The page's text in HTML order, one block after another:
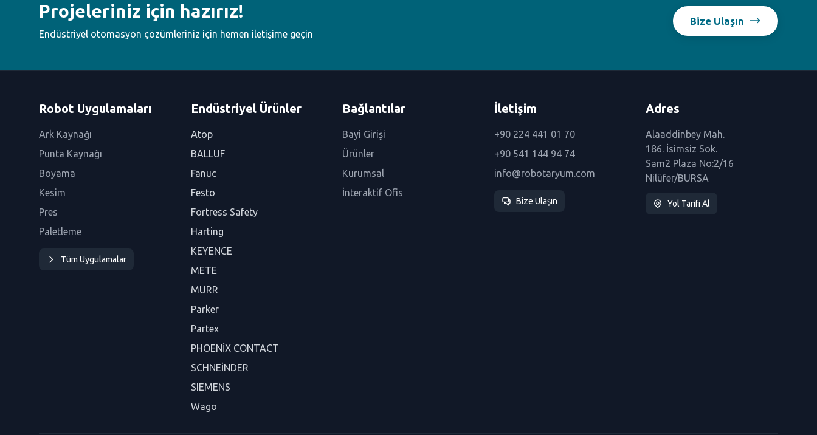
Projeleriniz için hazırız!
Endüstriyel otomasyon çözümleriniz için hemen iletişime geçin
Bize Ulaşın
Robot Uygulamaları
Ark Kaynağı
Punta Kaynağı
Boyama
Kesim
Pres
Paletleme
Tüm Uygulamalar
Endüstriyel Ürünler
Atop
BALLUF
Fanuc
Festo
Fortress Safety
Harting
KEYENCE
METE
MURR
Parker
Partex
PHOENİX CONTACT
SCHNEİNDER
SIEMENS
Wago
Bağlantılar
Bayi Girişi
Ürünler
Kurumsal
İnteraktif Ofis
İletişim
+90 224 441 01 70
+90 541 144 94 74
info@robotaryum.com
Bize Ulaşın
Adres
Alaaddinbey Mah.
186. İsimsiz Sok.
Sam2 Plaza No:2/16
Nilüfer/BURSA
Yol Tarifi Al